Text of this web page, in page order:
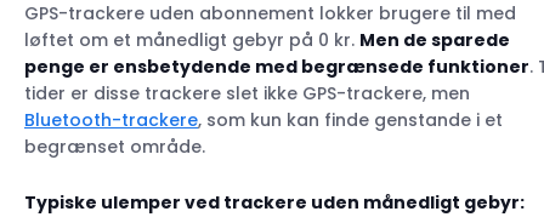
GPS-trackere uden abonnement lokker brugere til med
løftet om et månedligt gebyr på 0 kr. Men de sparede
penge er ensbetydende med begrænsede funktioner.
tider er disse trackere slet ikke GPS-trackere, men
Bluetooth-trackere, som kun kan finde genstande i et
begrænset område.
Typiske ulemper ved trackere uden månedligt gebyr: